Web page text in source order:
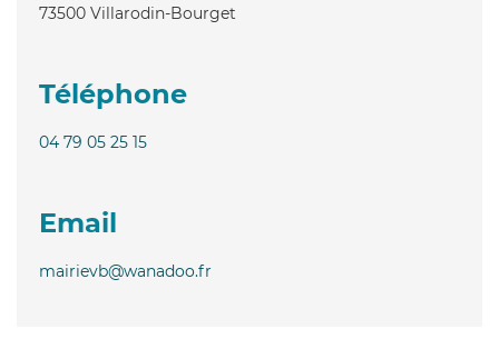
73500 Villarodin-Bourget
Téléphone
04 79 05 25 15
Email
mairievb@wanadoo.fr